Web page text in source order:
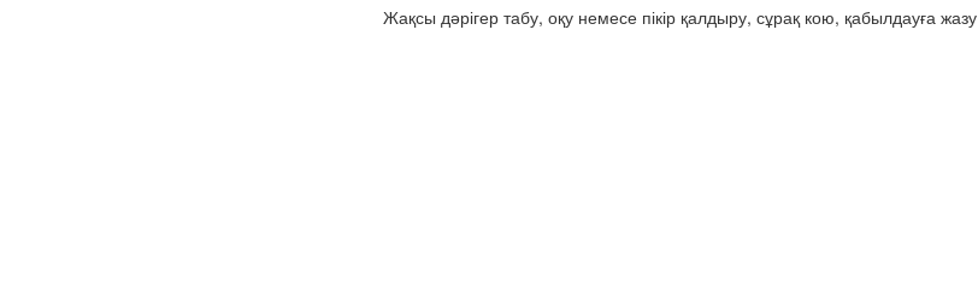
Жақсы дәрігер табу, оқу немесе пікір қалдыру, сұрақ кою, қабылдауға жазу